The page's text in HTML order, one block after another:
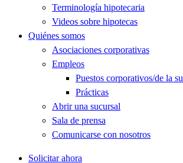
Terminología hipotecaria
Videos sobre hipotecas
Quiénes somos
Asociaciones corporativas
Empleos
Puestos corporativos/de la
Prácticas
Abrir una sucursal
Sala de prensa
Comunicarse con nosotros
Solicitar ahora